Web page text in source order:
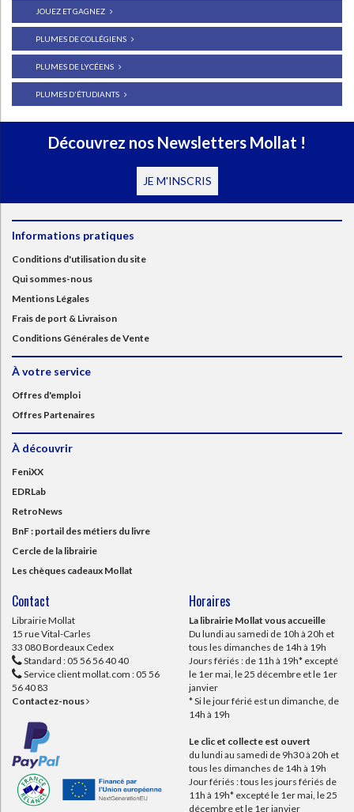
JOUEZ ET GAGNEZ
PLUMES DE COLLÉGIENS
PLUMES DE LYCÉENS
PLUMES D'ÉTUDIANTS
Découvrez nos Newsletters Mollat !
JE M'INSCRIS
Informations pratiques
Conditions d'utilisation du site
Qui sommes-nous
Mentions Légales
Frais de port & Livraison
Conditions Générales de Vente
À votre service
Offres d'emploi
Offres Partenaires
À découvrir
FeniXX
EDRLab
RetroNews
BnF : portail des métiers du livre
Cercle de la librairie
Les chèques cadeaux Mollat
Contact
Librairie Mollat
15 rue Vital-Carles
33 080 Bordeaux Cedex
Standard : 05 56 56 40 40
Service client mollat.com : 05 56
56 40 83
Contactez-nous
Horaires
La librairie Mollat vous accueille
Du lundi au samedi de 10h à 20h et
tous les dimanches de 14h à 19h
Jours fériés : de 11h à 19h* excepté
le 1er mai, le 25 décembre et le 1er
janvier
* Si le jour férié est un dimanche, de
14h à 19h
Le clic et collecte est ouvert
du lundi au samedi de 9h30 à 20h et
tous les dimanches de 14h à 19h
Jour fériés : tous les jours fériés de
11h à 19h* excepté le 1er mai, le 25
décembre et le 1er janvier